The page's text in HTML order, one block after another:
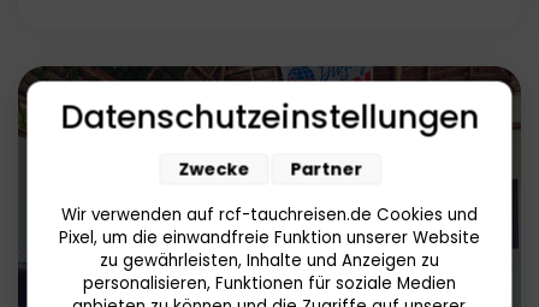
Datenschutzeinstellungen
Wir verwenden auf rcf-tauchreisen.de Cookies und
Pixel, um die einwandfreie Funktion unserer Website
zu gewährleisten, Inhalte und Anzeigen zu
personalisieren, Funktionen für soziale Medien
Zwecke Partner